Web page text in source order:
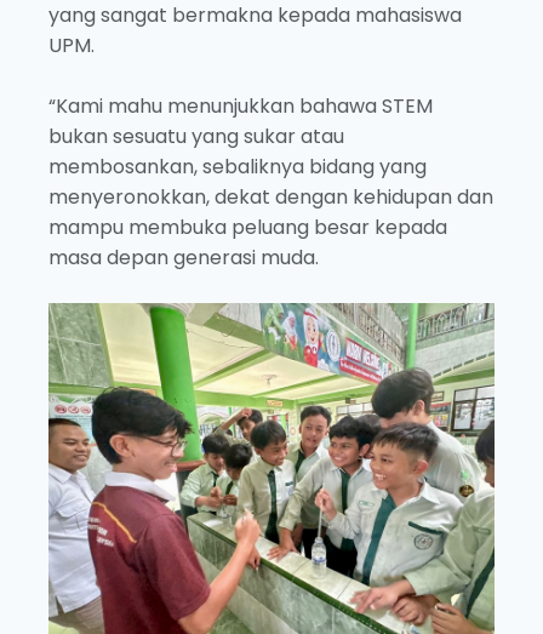
yang sangat bermakna kepada mahasiswa
UPM.
“Kami mahu menunjukkan bahawa STEM
bukan sesuatu yang sukar atau
membosankan, sebaliknya bidang yang
menyeronokkan, dekat dengan kehidupan dan
mampu membuka peluang besar kepada
masa depan generasi muda.